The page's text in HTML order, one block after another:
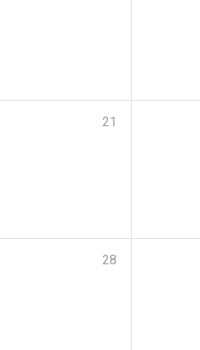
21
28